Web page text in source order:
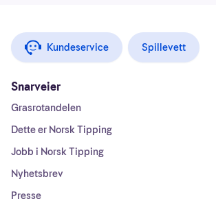
Kundeservice Spillevett
Snarveier
Grasrotandelen
Dette er Norsk Tipping
Jobb i Norsk Tipping
Nyhetsbrev
Presse